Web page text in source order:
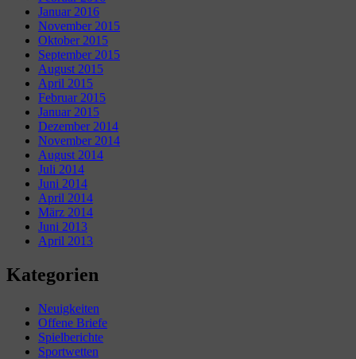
Januar 2016
November 2015
Oktober 2015
September 2015
August 2015
April 2015
Februar 2015
Januar 2015
Dezember 2014
November 2014
August 2014
Juli 2014
Juni 2014
April 2014
März 2014
Juni 2013
April 2013
Kategorien
Neuigkeiten
Offene Briefe
Spielberichte
Sportwetten